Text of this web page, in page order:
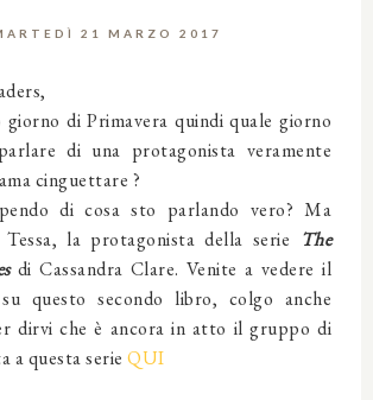
21 MARZO 2017
di Primavera quindi quale giorno
di una protagonista veramente
cinguettare ?
di cosa sto parlando vero? Ma
la protagonista della serie The
di Cassandra Clare. Venite a vedere il
questo secondo libro, colgo anche
dirvi che è ancora in atto il gruppo di
a questa serie QUI